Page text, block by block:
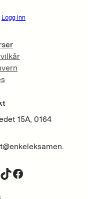
Logg inn
15A, 0164
TikTok Facebook